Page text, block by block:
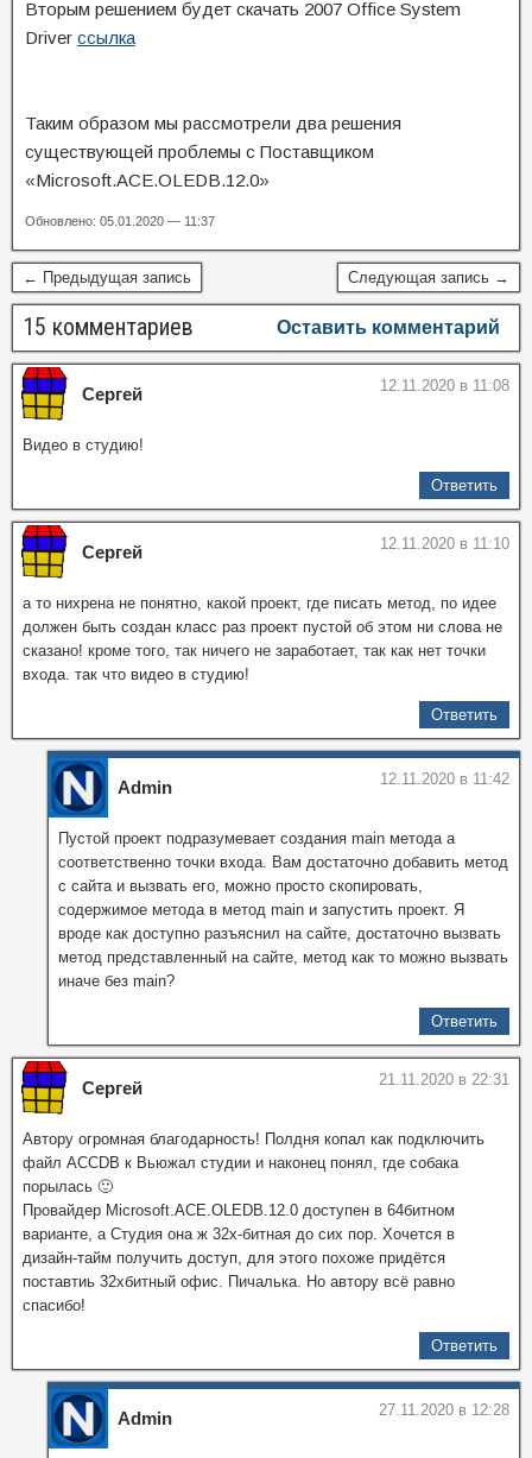
Вторым решением будет скачать 2007 Office System
Driver ссылка
Таким образом мы рассмотрели два решения
существующей проблемы с Поставщиком
«Microsoft.ACE.OLEDB.12.0»
Обновлено: 05.01.2020 — 11:37
← Предыдущая запись Следующая запись →
15 комментариев Оставить комментарий
Сергей 12.11.2020 в 11:08
Видео в студию!
Ответить
Сергей 12.11.2020 в 11:10
а то нихрена не понятно, какой проект, где писать метод, по идее
должен быть создан класс раз проект пустой об этом ни слова не
сказано! кроме того, так ничего не заработает, так как нет точки
входа. так что видео в студию!
Ответить
Admin 12.11.2020 в 11:42
Пустой проект подразумевает создания main метода а
соответственно точки входа. Вам достаточно добавить метод
с сайта и вызвать его, можно просто скопировать,
содержимое метода в метод main и запустить проект. Я
вроде как доступно разъяснил на сайте, достаточно вызвать
метод представленный на сайте, метод как то можно вызвать
иначе без main?
Ответить
Сергей 21.11.2020 в 22:31
Автору огромная благодарность! Полдня копал как подключить
файл ACCDB к Вьюжал студии и наконец понял, где собака
порылась 🙂
Провайдер Microsoft.ACE.OLEDB.12.0 доступен в 64битном
варианте, а Студия она ж 32х-битная до сих пор. Хочется в
дизайн-тайм получить доступ, для этого похоже придётся
поставтиь 32хбитный офис. Пичалька. Но автору всё равно
спасибо!
Ответить
Admin 27.11.2020 в 12:28